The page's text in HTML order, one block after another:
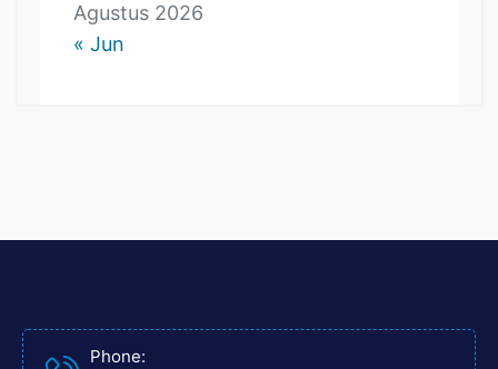
Agustus 2026
« Jun
Phone: